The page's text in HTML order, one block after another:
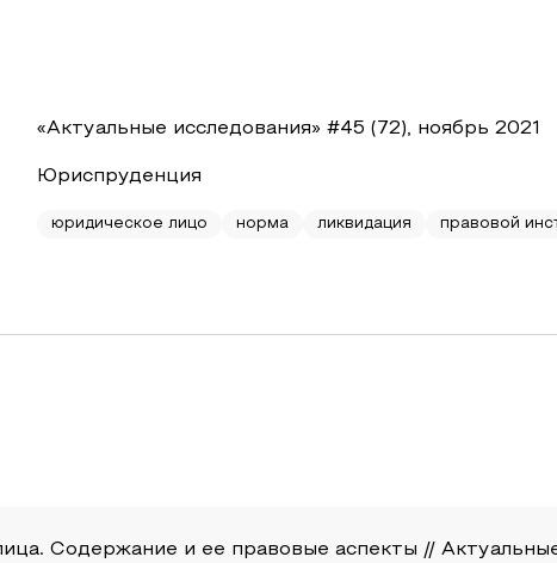
«Актуальные исследования» #45 (72), ноябрь 2021
Юриспруденция
юридическое лицо норма ликвидация правовой
Содержание и ее правовые аспекты //